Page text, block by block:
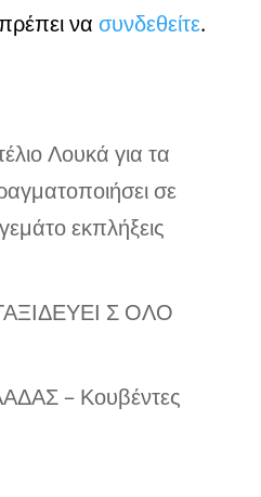
να συνδεθείτε.
Λουκά για τα
σε
εκπλήξεις
Σ ΟΛΟ
– Κουβέντες